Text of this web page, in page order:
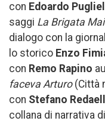
con Edoardo
saggi La Brigata
dialogo con la
lo storico Enzo
con Remo Rapino
faceva Arturo(Città
con Stefano
collana di narrativa